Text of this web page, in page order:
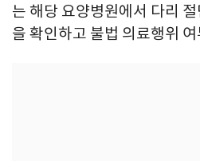
는 해당 요양병원에서 다리
을 확인하고 불법 의료행위